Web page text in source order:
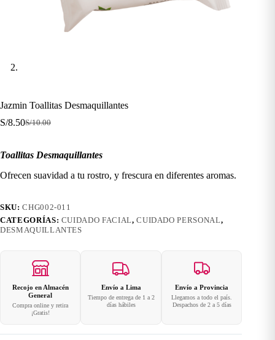
Jazmin Toallitas Desmaquillantes
S/10.00
El
original
era:
S/10.00.
S/8.50El
actual
es:
S/8.50.
Toallitas Desmaquillantes
Ofrecen suavidad a tu rostro, y frescura en diferentes aromas.
SKU:CHG002-011
CATEGORÍAS: CUIDADO FACIAL,CUIDADO PERSONAL,
DESMAQUILLANTES
Recojo en Almacén
General
Compra online y retira
¡Gratis!
Envío a Lima
Tiempo de entrega de 1 a 2
días hábiles
Envío a Provincia
Llegamos a todo el país.
Despachos de 2 a 5 días